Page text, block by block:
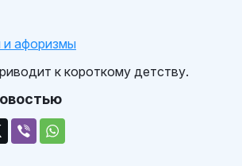
и афоризмы
к короткому детству.